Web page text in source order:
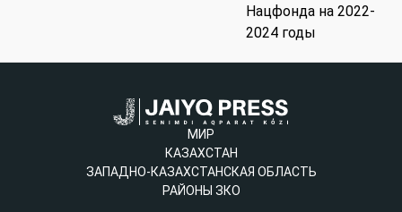
Нацфонда на 2022-
2024 годы
МИР
КАЗАХСТАН
ЗАПАДНО-КАЗАХСТАНСКАЯ ОБЛАСТЬ
РАЙОНЫ ЗКО